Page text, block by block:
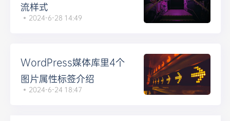
流样式
2024-6-28 14:49
WordPress媒体库里4个
图片属性标签介绍
2024-6-24 18:47